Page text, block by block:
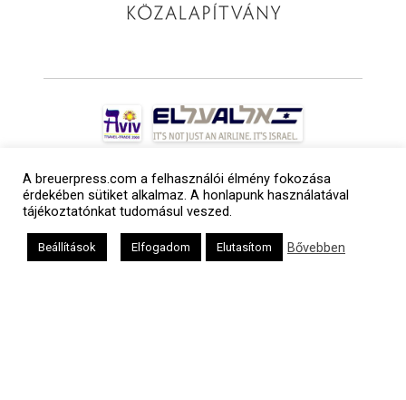
A breuerpress.com a felhasználói élmény fokozása
érdekében sütiket alkalmaz. A honlapunk használatával
tájékoztatónkat tudomásul veszed.
Beállítások Elfogadom Elutasítom Bővebben